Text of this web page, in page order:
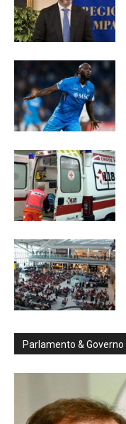
Parlamento & Governo